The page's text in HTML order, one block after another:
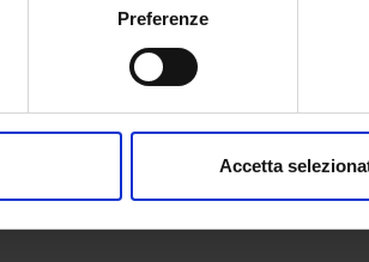
sulla tua posizione geografica, con
in qualsiasi momento dalla
Preferenze
Accetta